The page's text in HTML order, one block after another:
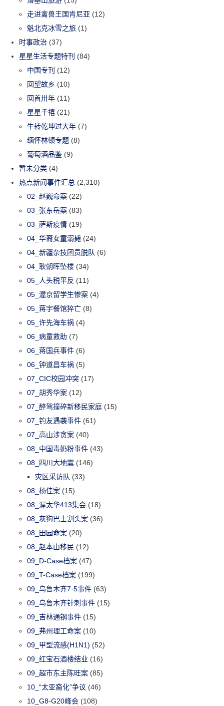
走进禽兽王国肯尼亚 (12)
魁北克冰雪之旅 (1)
时事政治 (37)
星星生活专题特刊 (84)
中国专刊 (12)
回望故乡 (10)
回首卅年 (11)
星星千禧 (21)
牛转乾坤过大年 (7)
缅怀林顿专题 (8)
葡萄酒品鉴 (9)
暂未分类 (4)
热点新闻事件汇总 (2,310)
02_赵巍命案 (22)
03_张东岳案 (83)
03_萨斯疫情 (19)
04_华裔女童溺毙 (24)
04_新疆杂技团员脱队 (6)
04_耿朝晖坠楼 (34)
05_人头税平反 (11)
05_渥京留学生惨案 (4)
05_蒋宇餐馆猝亡 (8)
05_许先海车祸 (4)
06_病童救助 (7)
06_蒋国兵事件 (6)
06_钟道昌车祸 (5)
07_CIC校园冲突 (17)
07_胡秀华案 (12)
07_醉驾撞碎新移民家庭 (15)
07_钓友遇袭事件 (61)
07_高山涉贪案 (40)
08_中国毒奶粉事件 (43)
08_四川大地震 (146)
灾区采访队 (33)
08_杨佳案 (15)
08_渥太华413集会 (18)
08_灰狗巴士割头案 (36)
08_田园命案 (20)
08_赵本山移民 (12)
09_D-Case档案 (47)
09_T-Case档案 (199)
09_乌鲁木齐7·5事件 (63)
09_乌鲁木齐针刺事件 (15)
09_吉林通钢事件 (15)
09_弗州理工命案 (10)
09_甲型流感(H1N1) (52)
09_红宝石酒楼结业 (16)
09_超市东主陈旺案 (85)
10_“太亚裔化”争议 (46)
10_G8-G20峰会 (108)